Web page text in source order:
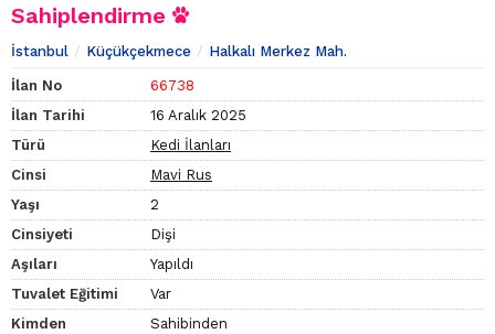
Sahiplendirme
İstanbul Küçükçekmece Halkalı Merkez Mah.
İlan No
66738
İlan Tarihi
16 Aralık 2025
Türü
Kedi İlanları
Cinsi
Mavi Rus
Yaşı
2
Cinsiyeti
Dişi
Aşıları
Yapıldı
Tuvalet Eğitimi
Var
Kimden
Sahibinden